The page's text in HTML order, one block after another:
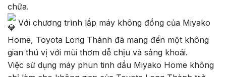
chữa.
Với chương trình lắp máy không đồng của Miyako
Home, Toyota Long Thành đã mang đến một không
gian thú vị với mùi thơm dễ chịu và sảng khoái.
Việc sử dụng máy phun tinh dầu Miyako Home không